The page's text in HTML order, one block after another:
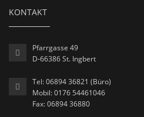
KONTAKT
Pfarrgasse 49
D-66386 St. Ingbert
Tel: 06894 36821 (Büro)
Mobil: 0176 54461046
Fax: 06894 36880